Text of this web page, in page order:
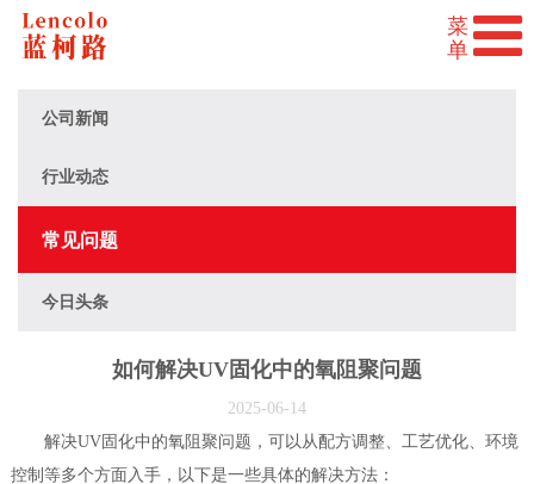
公司新闻
行业动态
常见问题
今日头条
如何解决UV固化中的氧阻聚问题
2025-06-14
解决UV固化中的氧阻聚问题，可以从配方调整、工艺优化、环境
控制等多个方面入手，以下是一些具体的解决方法：